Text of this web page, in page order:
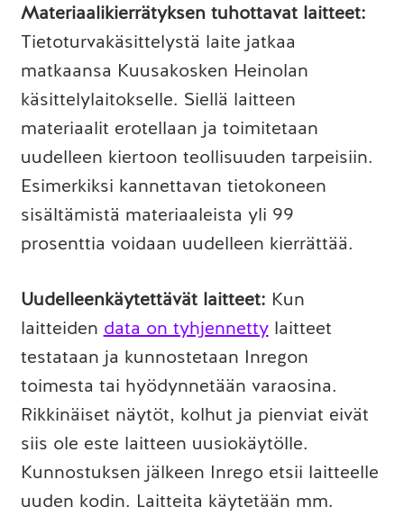
Materiaalikierrätyksen tuhottavat laitteet:
Tietoturvakäsittelystä laite jatkaa
matkaansa Kuusakosken Heinolan
käsittelylaitokselle. Siellä laitteen
materiaalit erotellaan ja toimitetaan
uudelleen kiertoon teollisuuden tarpeisiin.
Esimerkiksi kannettavan tietokoneen
sisältämistä materiaaleista yli 99
prosenttia voidaan uudelleen kierrättää.
Uudelleenkäytettävät laitteet: Kun
laitteiden data on tyhjennettylaitteet
testataan ja kunnostetaan Inregon
toimesta tai hyödynnetään varaosina.
Rikkinäiset näytöt, kolhut ja pienviat eivät
siis ole este laitteen uusiokäytölle.
Kunnostuksen jälkeen Inrego etsii laitteelle
uuden kodin. Laitteita käytetään mm.